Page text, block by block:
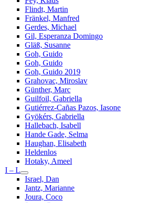
Flindt, Martin
Fränkel, Manfred
Gerdes, Michael
Gil, Esperanza Domingo
Gläß, Susanne
Goh, Guido
Goh, Guido
Goh, Guido 2019
Grahovac, Miroslav
Günther, Marc
Guilfoil, Gabriella
Gutiérrez-Cañas Pazos, Iasone
Gyökérs, Gabriella
Hallebach, Isabell
Hande Gade, Selma
Haughan, Elisabeth
Heldenlos
Hotaky, Ameel
I – L
Israel, Dan
Jantz, Marianne
Joura, Coco